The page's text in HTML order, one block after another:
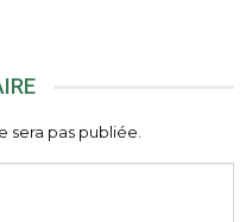
sera pas publiée.